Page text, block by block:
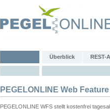
Überblick REST-
PEGELONLINE Web
PEGELONLINE WFS stellt kostenfrei